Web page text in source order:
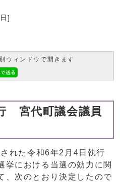
]
ウィンドウで開きます
宮代町議会議員
れた令和6年2月4日執行
挙における当選の効力に関
、次のとおり決定したので